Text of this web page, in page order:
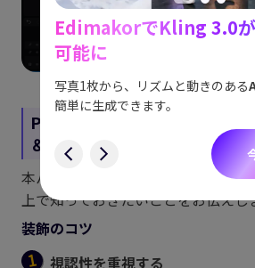
Part 4. iMovieで動画テロップ
＆おすすめフォント
本パートでは装飾やフォントについ
上で知っておきたいことをお伝えし
装飾のコツ
視認性を重視する
スム
EdimakorでKling 3.0
可能に
写真1枚から、リズムと動きのある
簡単に生成できます。